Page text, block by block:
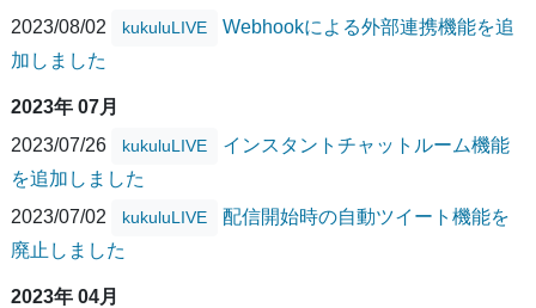
2023/08/02
kukuluLIVE
Webhookによる外部連携機能を追
加しました
2023年 07月
2023/07/26
kukuluLIVE
インスタントチャットルーム機能
を追加しました
2023/07/02
kukuluLIVE
配信開始時の自動ツイート機能を
廃止しました
2023年 04月